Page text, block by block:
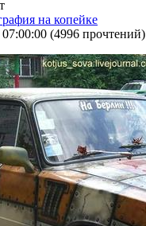
на копейке
(4996 прочтений)